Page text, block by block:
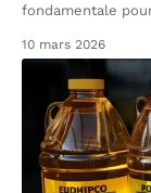
fondamentale
10 mars 2026